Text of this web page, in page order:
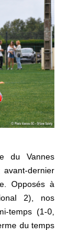
du Vannes
dernier
Opposés à
2), nos
temps (1-0,
du temps